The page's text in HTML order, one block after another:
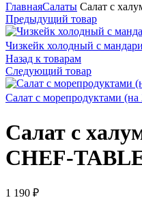
ГлавнаяСалаты Салат с
Предыдущий товар
Чизкейк холодный с
Назад к товарам
Следующий товар
Салат с морепродуктами
Салат с
CHEF-
1 190 ₽